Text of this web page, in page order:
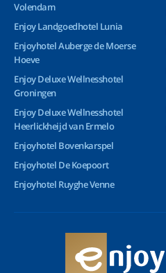
Volendam
Enjoy Landgoedhotel Lunia
Enjoyhotel Auberge de Moerse
Hoeve
Enjoy Deluxe Wellnesshotel
Groningen
Enjoy Deluxe Wellnesshotel
Heerlickheijd van Ermelo
Enjoyhotel Bovenkarspel
Enjoyhotel De Koepoort
Enjoyhotel Ruyghe Venne